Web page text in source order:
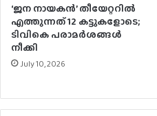
‘ജന നായകന്‍’ തീയേറ്ററില്‍
എത്തുന്നത് 12 കട്ടുകളോടെ;
ടിവികെ പരാമര്‍ശങ്ങള്‍
നീക്കി
July 10, 2026